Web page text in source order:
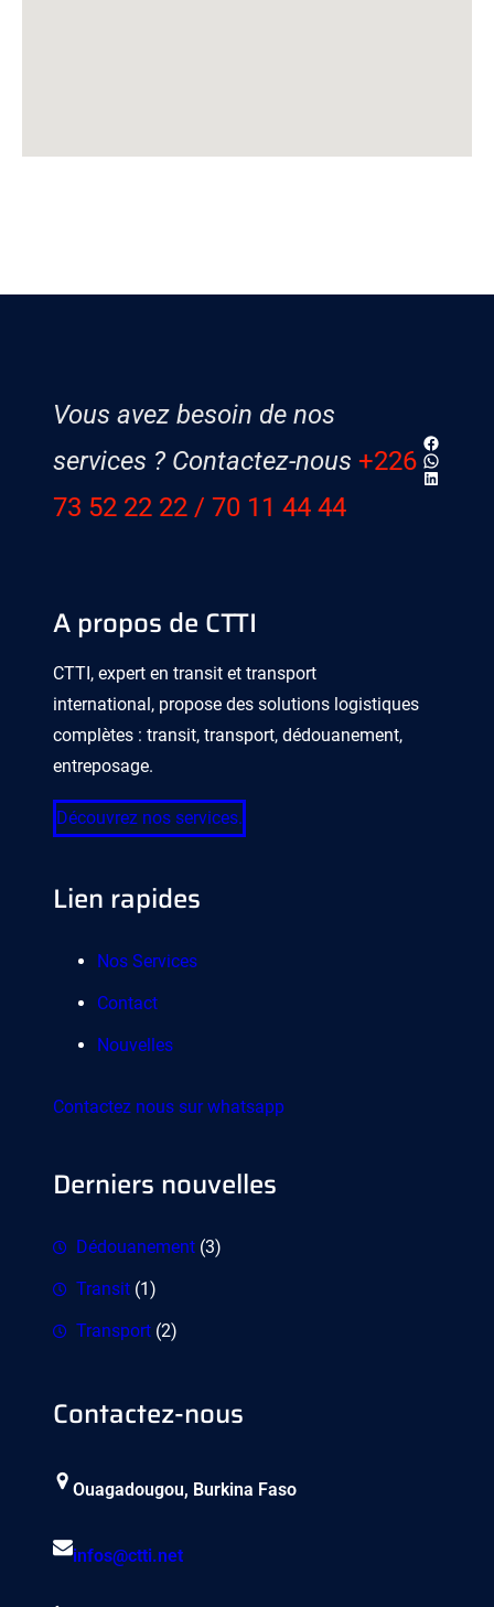
Vous avez besoin de nos
services ? Contactez-nous +226
73 52 22 22 / 70 11 44 44
LinkedIn
A propos de CTTI
CTTI, expert en transit et transport
international, propose des solutions logistiques
complètes : transit, transport, dédouanement,
entreposage.
Découvrez nos services.
Lien rapides
Nos Services
Contact
Nouvelles
Contactez nous sur whatsapp
Derniers nouvelles
Dédouanement (3)
Transit (1)
Transport (2)
Contactez-nous
Ouagadougou, Burkina Faso
infos@ctti.net